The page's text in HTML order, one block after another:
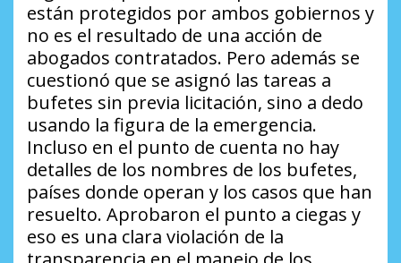
están protegidos por ambos gobiernos y
no es el resultado de una acción de
abogados contratados. Pero además se
cuestionó que se asignó las tareas a
bufetes sin previa licitación, sino a dedo
usando la figura de la emergencia.
Incluso en el punto de cuenta no hay
detalles de los nombres de los bufetes,
países donde operan y los casos que han
resuelto. Aprobaron el punto a ciegas y
eso es una clara violación de la